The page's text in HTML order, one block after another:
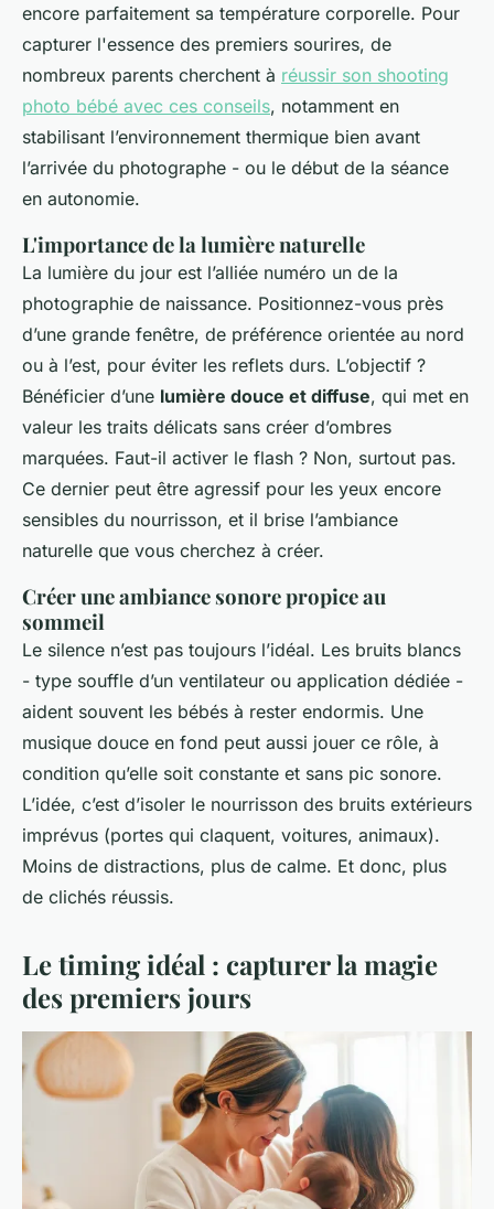
encore parfaitement sa température corporelle. Pour
capturer l'essence des premiers sourires, de
nombreux parents cherchent à réussir son shooting
photo bébé avec ces conseils, notamment en
stabilisant l’environnement thermique bien avant
l’arrivée du photographe - ou le début de la séance
en autonomie.
L'importance de la lumière naturelle
La lumière du jour est l’alliée numéro un de la
photographie de naissance. Positionnez-vous près
d’une grande fenêtre, de préférence orientée au nord
ou à l’est, pour éviter les reflets durs. L’objectif ?
Bénéficier d’une lumière douce et diffuse, qui met en
valeur les traits délicats sans créer d’ombres
marquées. Faut-il activer le flash ? Non, surtout pas.
Ce dernier peut être agressif pour les yeux encore
sensibles du nourrisson, et il brise l’ambiance
naturelle que vous cherchez à créer.
Créer une ambiance sonore propice au
sommeil
Le silence n’est pas toujours l’idéal. Les bruits blancs
- type souffle d’un ventilateur ou application dédiée -
aident souvent les bébés à rester endormis. Une
musique douce en fond peut aussi jouer ce rôle, à
condition qu’elle soit constante et sans pic sonore.
L’idée, c’est d’isoler le nourrisson des bruits extérieurs
imprévus (portes qui claquent, voitures, animaux).
Moins de distractions, plus de calme. Et donc, plus
de clichés réussis.
Le timing idéal : capturer la magie
des premiers jours